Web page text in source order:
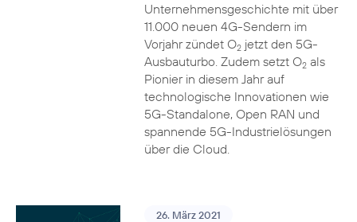
Unternehmensgeschichte mit über
11.000 neuen 4G-Sendern im
Vorjahr zündet O2jetzt den 5G-
Ausbauturbo. Zudem setzt O2als
Pionier in diesem Jahr auf
technologische Innovationen wie
5G-Standalone, Open RAN und
spannende 5G-Industrielösungen
über die Cloud.
26. März 2021